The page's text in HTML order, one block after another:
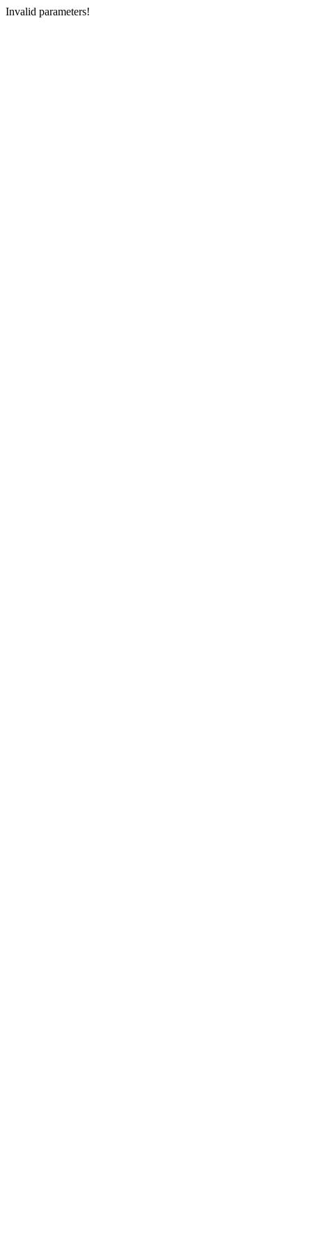
Invalid parameters!